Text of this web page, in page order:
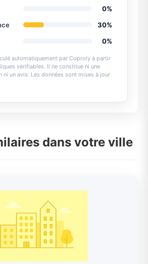
0%
30%
0%
automatiquement par Coproly à partir
vérifiables. Il ne constitue ni une
ni un avis. Les données sont mises à jour
dans votre ville